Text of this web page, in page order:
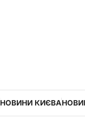
НОВИНИ КИЄВА